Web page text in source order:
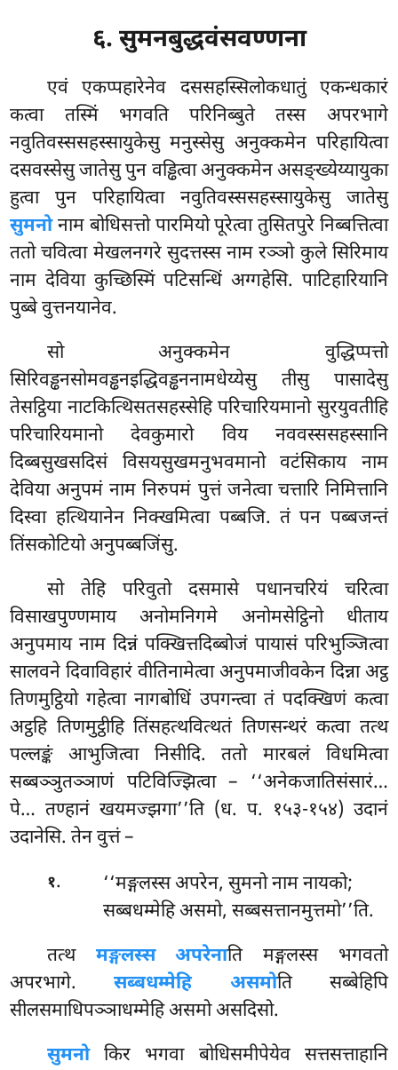
६. सुमनबुद्धवंसवण्णना
एवंएकप्पहारेनेव दससहस्सिलोकधातुं एकन्धकारं
कत्वा तस्मिं भगवति परिनिब्बुते तस्स अपरभागे
नवुतिवस्ससहस्सायुकेसु मनुस्सेसु अनुक्कमेन परिहायित्वा
दसवस्सेसु जातेसु पुन वड्ढित्वा अनुक्कमेन असङ्ख्येय्यायुका
हुत्वा पुन परिहायित्वा नवुतिवस्ससहस्सायुकेसु जातेसु
सुमनोनाम बोधिसत्तो पारमियो पूरेत्वा तुसितपुरे निब्बत्तित्वा
ततो चवित्वा मेखलनगरे सुदत्तस्स नाम रञ्ञो कुले सिरिमाय
नाम देविया कुच्छिस्मिं पटिसन्धिं अग्गहेसि. पाटिहारियानि
पुब्बे वुत्तनयानेव.
सो अनुक्कमेन वुद्धिप्पत्तो
सिरिवड्ढनसोमवड्ढनइद्धिवड्ढननामधेय्येसु तीसु पासादेसु
तेसट्ठिया नाटकित्थिसतसहस्सेहि परिचारियमानो सुरयुवतीहि
परिचारियमानो देवकुमारो विय नववस्ससहस्सानि
दिब्बसुखसदिसं विसयसुखमनुभवमानो वटंसिकाय नाम
देविया अनुपमं नाम निरुपमं पुत्तं जनेत्वा चत्तारि निमित्तानि
दिस्वा हत्थियानेन निक्खमित्वा पब्बजि. तं पन पब्बजन्तं
तिंसकोटियो अनुपब्बजिंसु.
सो तेहि परिवुतो दसमासे पधानचरियं चरित्वा
विसाखपुण्णमाय अनोमनिगमे अनोमसेट्ठिनो धीताय
अनुपमाय नाम दिन्नं पक्खित्तदिब्बोजं पायासं परिभुञ्जित्वा
सालवने दिवाविहारं वीतिनामेत्वा अनुपमाजीवकेन दिन्ना अट्ठ
तिणमुट्ठियो गहेत्वा नागबोधिं उपगन्त्वा तं पदक्खिणं कत्वा
अट्ठहि तिणमुट्ठीहि तिंसहत्थवित्थतं तिणसन्थरं कत्वा तत्थ
पल्लङ्कं आभुजित्वा निसीदि. ततो मारबलं विधमित्वा
सब्बञ्ञुतञ्ञाणं पटिविज्झित्वा – ‘‘अनेकजातिसंसारं…
पे… तण्हानं खयमज्झगा’’ति (ध. प. १५३-१५४) उदानं
उदानेसि. तेन वुत्तं –
१.
‘‘मङ्गलस्स अपरेन, सुमनो नाम नायको;
सब्बधम्मेहि असमो, सब्बसत्तानमुत्तमो’’ति.
तत्थ मङ्गलस्स अपरेनाति मङ्गलस्स भगवतो
अपरभागे.सब्बधम्मेहि असमोति सब्बेहिपि
सीलसमाधिपञ्ञाधम्मेहि असमो असदिसो.
सुमनोकिर भगवा बोधिसमीपेयेव सत्तसत्ताहानि